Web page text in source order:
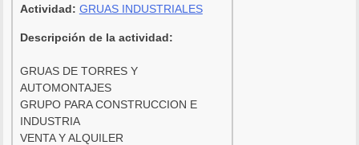
Actividad: GRUAS INDUSTRIALES
Descripción de la actividad:
GRUAS DE TORRES Y
AUTOMONTAJES
GRUPO PARA CONSTRUCCION E
INDUSTRIA
VENTA Y ALQUILER